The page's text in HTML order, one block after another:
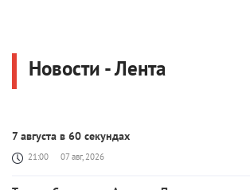
Новости - Лента
7 августа в 60 секундах
21:00 07 авг, 2026